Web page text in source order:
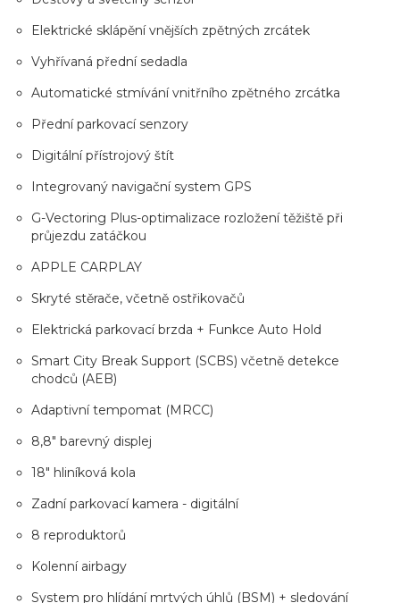
Elektrické sklápění vnějších zpětných zrcátek
Vyhřívaná přední sedadla
Automatické stmívání vnitřního zpětného zrcátka
Přední parkovací senzory
Digitální přístrojový štít
Integrovaný navigační system GPS
G-Vectoring Plus-optimalizace rozložení těžiště při
průjezdu zatáčkou
APPLE CARPLAY
Skryté stěrače, včetně ostřikovačů
Elektrická parkovací brzda + Funkce Auto Hold
Smart City Break Support (SCBS) včetně detekce
chodců (AEB)
Adaptivní tempomat (MRCC)
8,8" barevný displej
18" hliníková kola
Zadní parkovací kamera - digitální
8 reproduktorů
Kolenní airbagy
System pro hlídání mrtvých úhlů (BSM) + sledování